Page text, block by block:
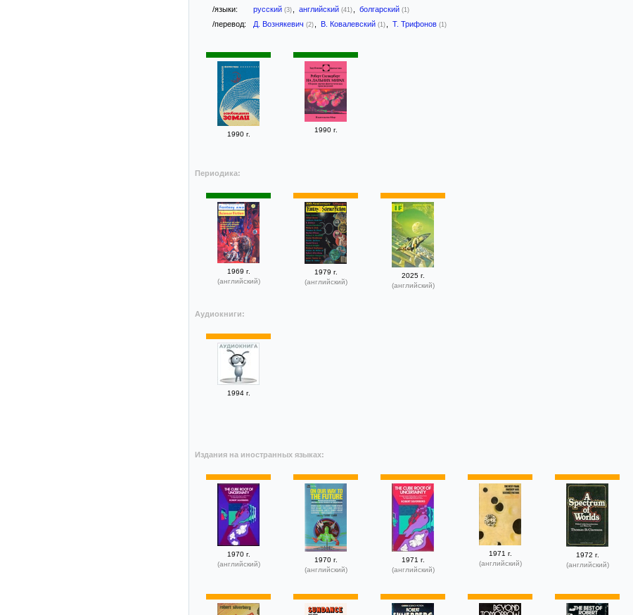
/языки: русский (3) английский (41) болгарский (1)
/перевод: Д. Вознякевич (2) В. Ковалевский (1) Т. Трифонов (1)
1990 г.
1990 г.
Периодика:
1969 г.
(английский)
1979 г.
(английский)
2025 г.
(английский)
Аудиокниги:
1994 г.
Издания на иностранных языках:
1970 г.
(английский)
1970 г.
(английский)
1971 г.
(английский)
1971 г.
(английский)
1972 г.
(английский)